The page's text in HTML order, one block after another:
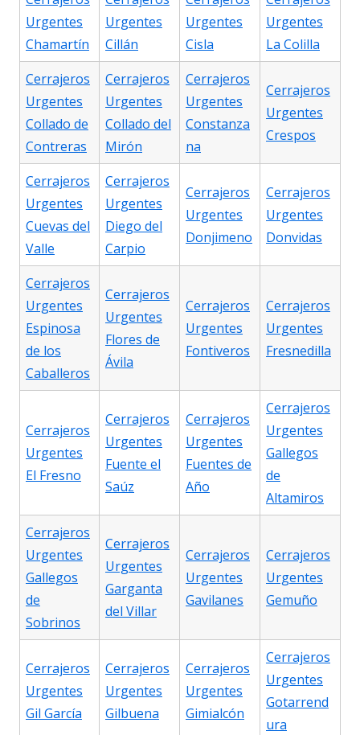
Urgentes
Chamartín
Urgentes
Cillán
Urgentes
Cisla
Urgentes
La Colilla
Cerrajeros
Urgentes
Collado de
Contreras
Cerrajeros
Urgentes
Collado del
Mirón
Cerrajeros
Urgentes
Constanza
na
Cerrajeros
Urgentes
Crespos
Cerrajeros
Urgentes
Cuevas del
Valle
Cerrajeros
Urgentes
Diego del
Carpio
Cerrajeros
Urgentes
Donjimeno
Cerrajeros
Urgentes
Donvidas
Cerrajeros
Urgentes
Espinosa
de los
Caballeros
Cerrajeros
Urgentes
Flores de
Ávila
Cerrajeros
Urgentes
Fontiveros
Cerrajeros
Urgentes
Fresnedilla
Cerrajeros
Urgentes
El Fresno
Cerrajeros
Urgentes
Fuente el
Saúz
Cerrajeros
Urgentes
Fuentes de
Año
Cerrajeros
Urgentes
Gallegos
de
Altamiros
Cerrajeros
Urgentes
Gallegos
de
Sobrinos
Cerrajeros
Urgentes
Garganta
del Villar
Cerrajeros
Urgentes
Gavilanes
Cerrajeros
Urgentes
Gemuño
Cerrajeros
Urgentes
Gil García
Cerrajeros
Urgentes
Gilbuena
Cerrajeros
Urgentes
Gimialcón
Cerrajeros
Urgentes
Gotarrend
ura